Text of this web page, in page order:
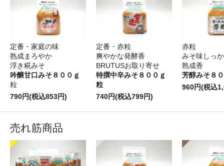
定番・家庭の味
熟成まろやか
浮き糀みそ
吟醸甘口みそ８００ｇ
粒
790円(税込853円)
定番・赤粒
爽やかな発酵香
BRUTUSお取り寄せ
特撰中辛みそ８００ｇ
粒
740円(税込799円)
赤粒
みそ味しっ
熟成香
芳醇みそ８
960円(税込
売れ筋商品